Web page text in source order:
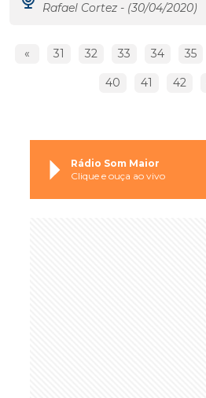
Rafael Cortez - (30/04/2020)
« 31 32 33 34 35
40 41 42
Rádio Som Maior
Clique e ouça ao vivo